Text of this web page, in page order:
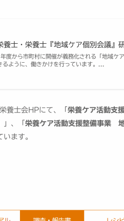
養士・栄養士『地域ケア個別会議』
度から市町村に開催が義務化される「地域ケ
るように、働きかけを行っています。...
養士会HPにて、「 栄養ケア活動支
」、「 栄養ケア活動支援整備事業
います。